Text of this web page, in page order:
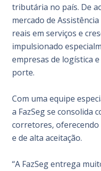
tributária no país. De
mercado de
reais em serviços e
impulsionado
empresas de logística
porte.
Com uma equipe
a FazSeg se consolida
corretores, oferecendo
e de alta aceitação.
“A FazSeg entrega